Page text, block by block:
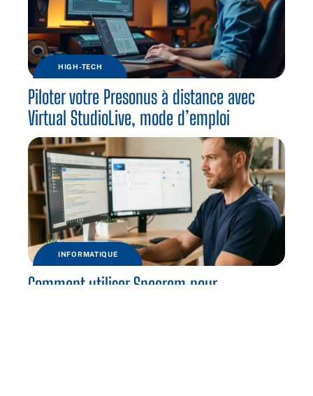
HIGH-TECH
Piloter votre Presonus à distance avec
Virtual StudioLive, mode d’emploi
INFORMATIQUE
Comment utiliser Specrem pour